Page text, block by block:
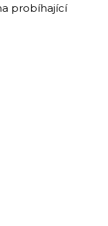
probíhající